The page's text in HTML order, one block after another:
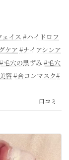
イス #ハイドロフ
ケア #ナイアシンア
#毛穴の黒ずみ#毛穴
容#合コンマスク#
口コミ